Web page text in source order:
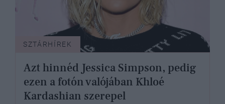
SZTÁRHÍREK
Azt hinnéd Jessica Simpson, pedig
ezen a fotón valójában Khloé
Kardashian szerepel